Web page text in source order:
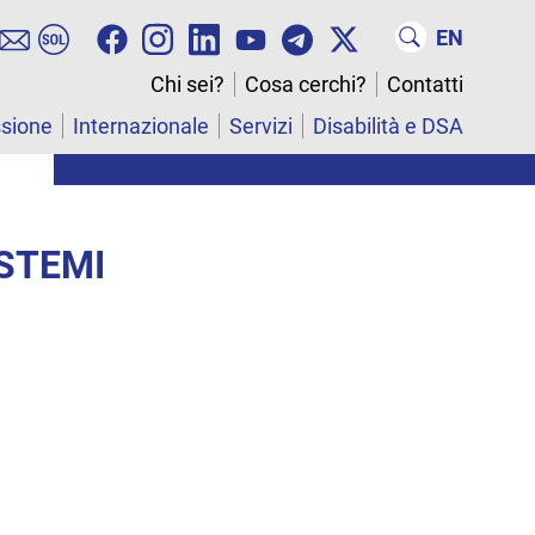
EN
Chi sei?
Cosa cerchi?
Contatti
Internazionale Servizi Disabilità e DSA